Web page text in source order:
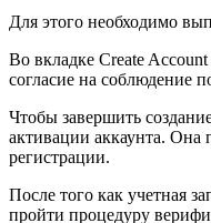
Для этого необходимо
Во вкладке Create
согласие на соблюдение
Чтобы завершить
активации аккаунта. Она
регистрации.
После того как учетная
пройти процедуру